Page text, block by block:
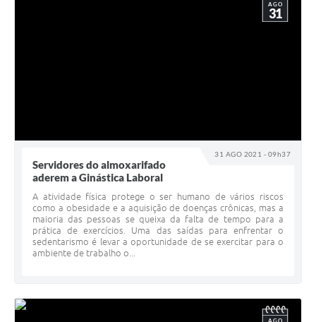
31 AGO 2021 - 09h37
AGO
31
Servidores do almoxarifado
aderem a Ginástica Laboral
A atividade física protege o ser humano de vários riscos
como a obesidade e a aquisição de doenças crônicas, mas a
maioria das pessoas se queixa da falta de tempo para a
prática de exercícios. Uma das saídas para enfrentar o
sedentarismo é levar a oportunidade de se exercitar para o
ambiente de trabalho o...